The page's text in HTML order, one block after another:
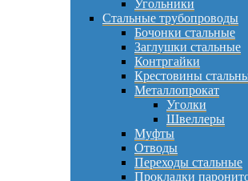
Угольники
Стальные трубопроводы
Бочонки стальные
Заглушки стальные
Контргайки
Крестовины
Металлопрокат
Уголки
Швеллеры
Муфты
Отводы
Переходы стальные
Прокладки